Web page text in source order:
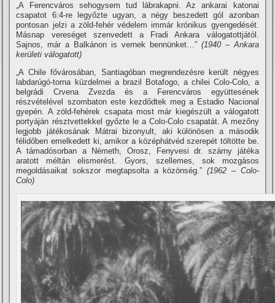
„A Ferencváros sehogysem tud lábrakapni. Az ankarai katonai
csapatot 6:4-re legyőzte ugyan, a négy beszedett gól azonban
pontosan jelzi a zöld-fehér védelem immár krónikus gyengedését.
Másnap vereséget szenvedett a Fradi Ankara válogatottjától.
Sajnos, már a Balkánon is vernek bennünket…”(1940 – Ankara
kerületi válogatott)
„A Chile fővárosában, Santiagóban megrendezésre került négyes
labdarúgó-torna küzdelmei a brazil Botafogo, a chilei Colo-Colo, a
belgrádi Crvena Zvezda és a Ferencváros együttesének
részvételével szombaton este kezdődtek meg a Estadio Nacional
gyepén. A zöld-fehérek csapata most már kiegészült a válogatott
portyáján résztvettekkel győzte le a Colo-Colo csapatát. A mezőny
legjobb játékosának Mátrai bizonyult, aki különösen a második
félidőben emelkedett ki, amikor a középhátvéd szerepét töltötte be.
A támadósorban a Németh, Orosz, Fenyvesi dr. szárny játéka
aratott méltán elismerést. Gyors, szellemes, sok mozgásos
megoldásaikat sokszor megtapsolta a közönség.”(1962 – Colo-
Colo)